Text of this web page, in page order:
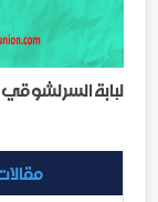
لبابة السر